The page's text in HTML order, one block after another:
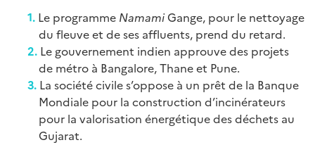
Le programme NamamiGange, pour le nettoyage
du fleuve et de ses affluents, prend du retard.
Le gouvernement indien approuve des projets
de métro à Bangalore, Thane et Pune.
La société civile s’oppose à un prêt de la Banque
Mondiale pour la construction d’incinérateurs
pour la valorisation énergétique des déchets au
Gujarat.